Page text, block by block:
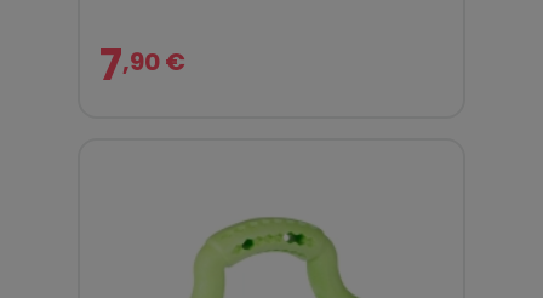
7,90 €